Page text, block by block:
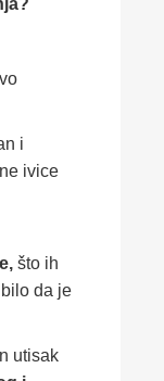
i
ivice
što ih
da je
utisak